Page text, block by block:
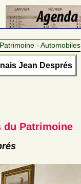
- Automobiles
Jean Després
du Patrimoine